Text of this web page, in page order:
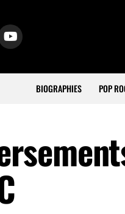
BIOGRAPHIES POP